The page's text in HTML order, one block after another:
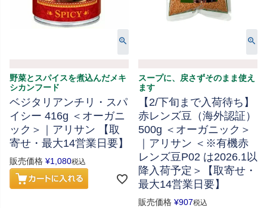
野菜とスパイスを煮込んだメキ
シカンフード
ベジタリアンチリ・スパ
イシー 416g ＜オーガニ
ック＞｜アリサン 【取
寄せ・最大14営業日要】
販売価格 ¥1,080税込
スープに、戻さずそのまま使え
ます
【2/下旬まで入荷待ち】
赤レンズ豆（海外認証）
500g ＜オーガニック＞
｜アリサン ＜※有機赤
レンズ豆P02 は2026.1以
降入荷予定＞【取寄せ・
最大14営業日要】
販売価格 ¥907税込